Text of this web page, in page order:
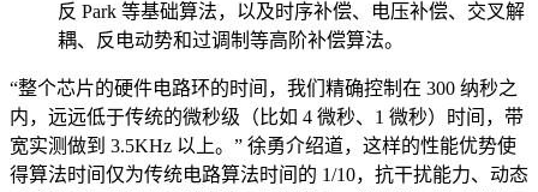
反 Park 等基础算法，以及时序补偿、电压补偿、交叉解
耦、反电动势和过调制等高阶补偿算法。
“整个芯片的硬件电路环的时间，我们精确控制在 300 纳秒之
内，远远低于传统的微秒级（比如 4 微秒、1 微秒）时间，带
宽实测做到 3.5KHz 以上。” 徐勇介绍道，这样的性能优势使
得算法时间仅为传统电路算法时间的 1/10，抗干扰能力、动态